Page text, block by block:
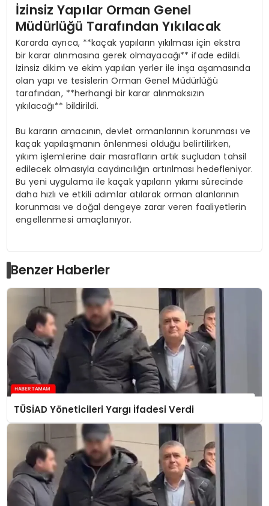
İzinsiz Yapılar Orman Genel
Müdürlüğü Tarafından Yıkılacak
Kararda ayrıca, **kaçak yapıların yıkılması için ekstra
bir karar alınmasına gerek olmayacağı** ifade edildi.
İzinsiz dikim ve ekim yapılan yerler ile inşa aşamasında
olan yapı ve tesislerin Orman Genel Müdürlüğü
tarafından, **herhangi bir karar alınmaksızın
yıkılacağı** bildirildi.
Bu kararın amacının, devlet ormanlarının korunması ve
kaçak yapılaşmanın önlenmesi olduğu belirtilirken,
yıkım işlemlerine dair masrafların artık suçludan tahsil
edilecek olmasıyla caydırıcılığın artırılması hedefleniyor.
Bu yeni uygulama ile kaçak yapıların yıkımı sürecinde
daha hızlı ve etkili adımlar atılarak orman alanlarının
korunması ve doğal dengeye zarar veren faaliyetlerin
engellenmesi amaçlanıyor.
Benzer Haberler
TÜSİAD Yöneticileri Yargı İfadesi Verdi